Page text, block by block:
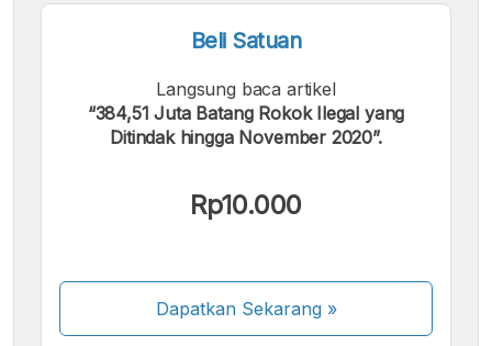
Beli Satuan
Langsung baca artikel
“384,51 Juta Batang Rokok Ilegal yang
Ditindak hingga November 2020”.
Rp10.000
Dapatkan Sekarang»
Beberapa metode pembayaran masih dalam